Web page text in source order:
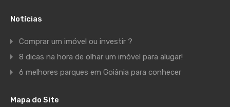
Notícias
Comprar um imóvel ou investir ?
8 dicas na hora de olhar um imóvel para alugar!
6 melhores parques em Goiânia para conhecer
Mapa do Site